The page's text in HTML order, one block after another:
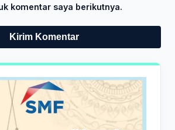
komentar saya berikutnya.